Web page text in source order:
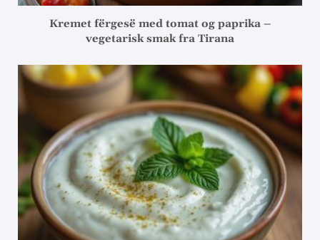
Kremet fërgesë med tomat og paprika –
vegetarisk smak fra Tirana